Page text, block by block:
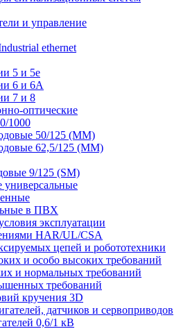
и управление
ethernet
5 и 5е
6 и 6A
7 и 8
оптические
1000
50/125 (ММ)
62,5/125 (ММ)
9/125 (SM)
универсальные
в ПВХ
эксплуатации
HAR/UL/CSA
цепей и робототехники
и особо высоких требований
и нормальных требований
требований
кручения 3D
датчиков и сервоприводов
0,6/1 кВ